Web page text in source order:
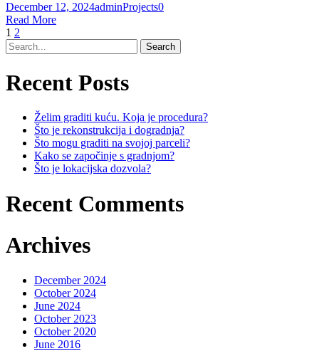
December 12, 2024adminProjects0
Read More
1 2
Recent Posts
Želim graditi kuću. Koja je procedura?
Što je rekonstrukcija i dogradnja?
Što mogu graditi na svojoj parceli?
Kako se započinje s gradnjom?
Što je lokacijska dozvola?
Recent Comments
Archives
December 2024
October 2024
June 2024
October 2023
October 2020
June 2016